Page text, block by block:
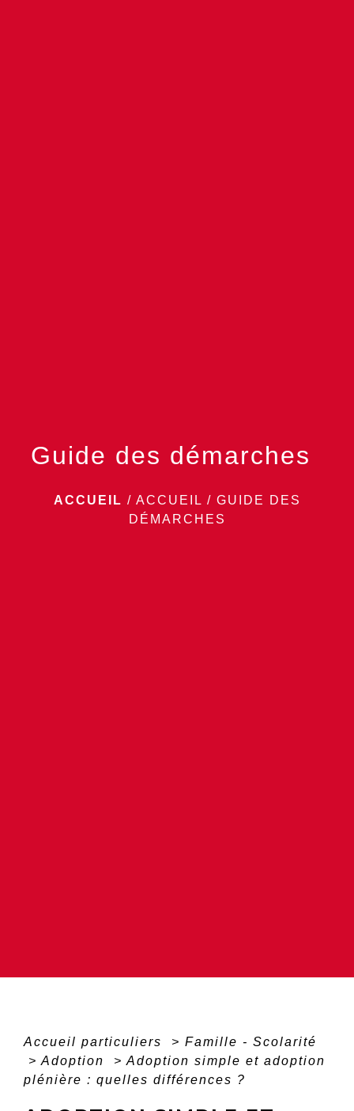
Guide des démarches
ACCUEIL / ACCUEIL / GUIDE DES
DÉMARCHES
Accueil particuliers > Famille - Scolarité
> Adoption > Adoption simple et adoption
plénière : quelles différences ?